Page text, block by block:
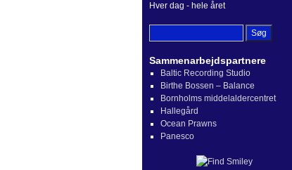
Hver dag - hele året
Sammenarbejdspartnere
Baltic Recording Studio
Birthe Bossen – Balance
Bornholms middelaldercentret
Hallegård
Ocean Prawns
Panesco